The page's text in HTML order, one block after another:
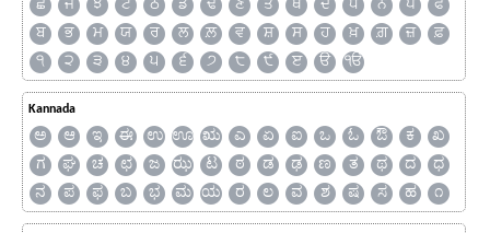
ਛ
ਜ ਝ ਟ ਠ ਡ ਢ ਣ ਤ ਥ ਦ ਧ ਨ ਪ
ਫ
ਬ
ਭ ਮ ਯ ਰ ਲ ਲ਼ ਵ ਸ਼ ਸ ਹ ਖ਼ ਗ਼ ਜ਼
ਫ਼
੧
੨ ੩ ੪ ੫ ੬ ੭ ੮ ੯ ੲ ੳ ੴ
Kannada
ಅ ಆ ಇ ಈ ಉ ಊ ಋ ಎ ಏ ಐ ಒ ಓ ಔ ಕ
ಖ
ಗ
ಘ ಚ ಛ ಜ ಝ ಟ ಠ ಡ ಢ ಣ ತ ಥ ದ
ಧ
ನ
ಪ ಫ ಬ ಭ ಮ ಯ ರ ಲ ವ ಶ ಷ ಸ ಹ ೧